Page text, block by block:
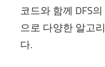
코드와 함께 DFS
으로 다양한 알고
다.